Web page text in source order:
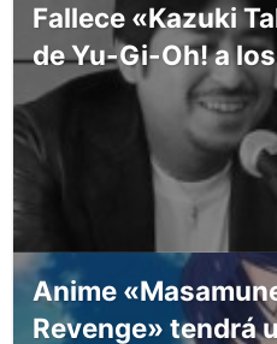
Fallece «Kazuki
de Yu-Gi-Oh! a
Anime
Revenge» tendrá